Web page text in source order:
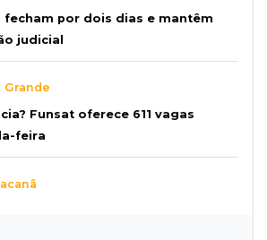
fecham por dois dias e mantêm
judicial
Funsat oferece 611 vagas
feira